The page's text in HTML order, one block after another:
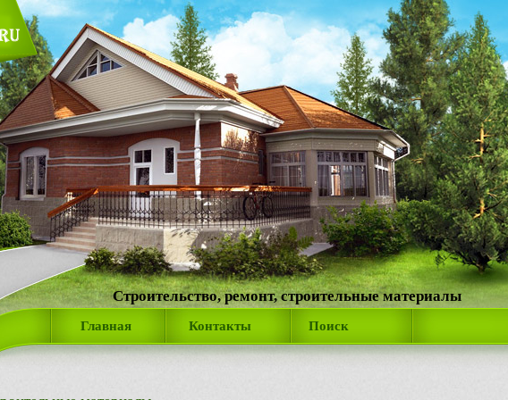
Строительство, ремонт, строительные материалы
Главная Контакты Поиск